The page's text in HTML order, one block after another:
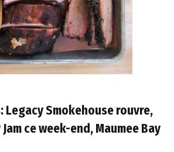
Legacy Smokehouse rouvre,
ce week-end, Maumee Bay